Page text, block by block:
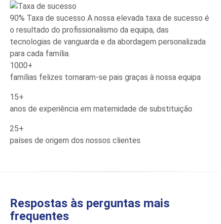
90% Taxa de sucesso A nossa elevada taxa de sucesso é
o resultado do profissionalismo da equipa, das
tecnologias de vanguarda e da abordagem personalizada
para cada família.
1000+
famílias felizes tornaram-se pais graças à nossa equipa
15+
anos de experiência em maternidade de substituição
25+
países de origem dos nossos clientes
Respostas às perguntas mais
frequentes